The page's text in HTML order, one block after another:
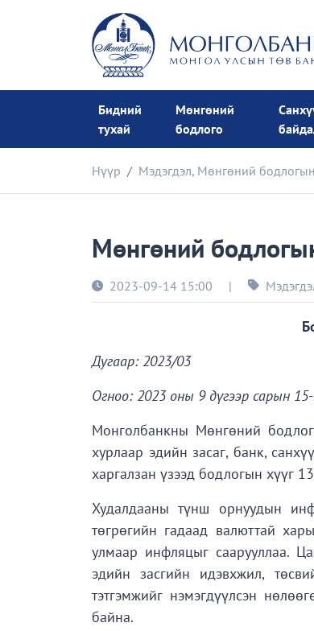
Бидний
тухай
Мөнгөний
бодлого
Нүүр Мэдэгдэл, Мөнгөний
Мөнгөний
2023-09-14 15:00 |
Дугаар: 2023/03
Огноо: 2023 оны 9 дүгээр сарын
Монголбанкны Мөнгөний
хурлаар эдийн засаг, банк,
харгалзан үзээд бодлогын хүүг
Худалдааны түнш орнуудын
төгрөгийн гадаад валюттай
улмаар инфляцыг саарууллаа.
эдийн засгийн идэвхжил,
тэтгэмжийг нэмэгдүүлсэн
байна.